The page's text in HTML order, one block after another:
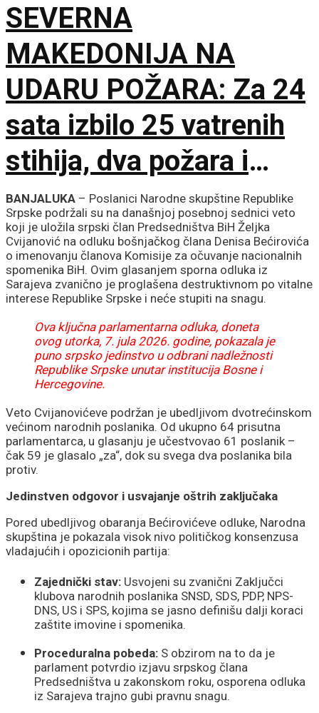
SEVERNA
MAKEDONIJA NA
UDARU POŽARA: Za 24
sata izbilo 25 vatrenih
stihija, dva požara i
dalje aktivna
BANJALUKA – Poslanici Narodne skupštine Republike
Srpske podržali su na današnjoj posebnoj sednici veto
koji je uložila srpski član Predsedništva BiH Željka
Cvijanović na odluku bošnjačkog člana Denisa Bećirovića
o imenovanju članova Komisije za očuvanje nacionalnih
spomenika BiH. Ovim glasanjem sporna odluka iz
Sarajeva zvanično je proglašena destruktivnom po vitalne
interese Republike Srpske i neće stupiti na snagu.
Ova ključna parlamentarna odluka, doneta
ovog utorka, 7. jula 2026. godine, pokazala je
puno srpsko jedinstvo u odbrani nadležnosti
Republike Srpske unutar institucija Bosne i
Hercegovine.
Veto Cvijanovićeve podržan je ubedljivom dvotrećinskom
većinom narodnih poslanika. Od ukupno 64 prisutna
parlamentarca, u glasanju je učestvovao 61 poslanik –
čak 59 je glasalo „za“, dok su svega dva poslanika bila
protiv.
Jedinstven odgovor i usvajanje oštrih zaključaka
Pored ubedljivog obaranja Bećirovićeve odluke, Narodna
skupština je pokazala visok nivo političkog konsenzusa
vladajućih i opozicionih partija:
Zajednički stav: Usvojeni su zvanični Zaključci
klubova narodnih poslanika SNSD, SDS, PDP, NPS-
DNS, US i SPS, kojima se jasno definišu dalji koraci
zaštite imovine i spomenika.
Proceduralna pobeda: S obzirom na to da je
parlament potvrdio izjavu srpskog člana
Predsedništva u zakonskom roku, osporena odluka
iz Sarajeva trajno gubi pravnu snagu.